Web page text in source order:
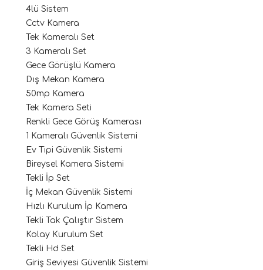
4lü Sistem
Cctv Kamera
Tek Kameralı Set
3 Kameralı Set
Gece Görüşlü Kamera
Dış Mekan Kamera
50mp Kamera
Tek Kamera Seti
Renkli Gece Görüş Kamerası
1 Kameralı Güvenlik Sistemi
Ev Tipi Güvenlik Sistemi
Bireysel Kamera Sistemi
Tekli İp Set
İç Mekan Güvenlik Sistemi
Hızlı Kurulum İp Kamera
Tekli Tak Çalıştır Sistem
Kolay Kurulum Set
Tekli Hd Set
Giriş Seviyesi Güvenlik Sistemi